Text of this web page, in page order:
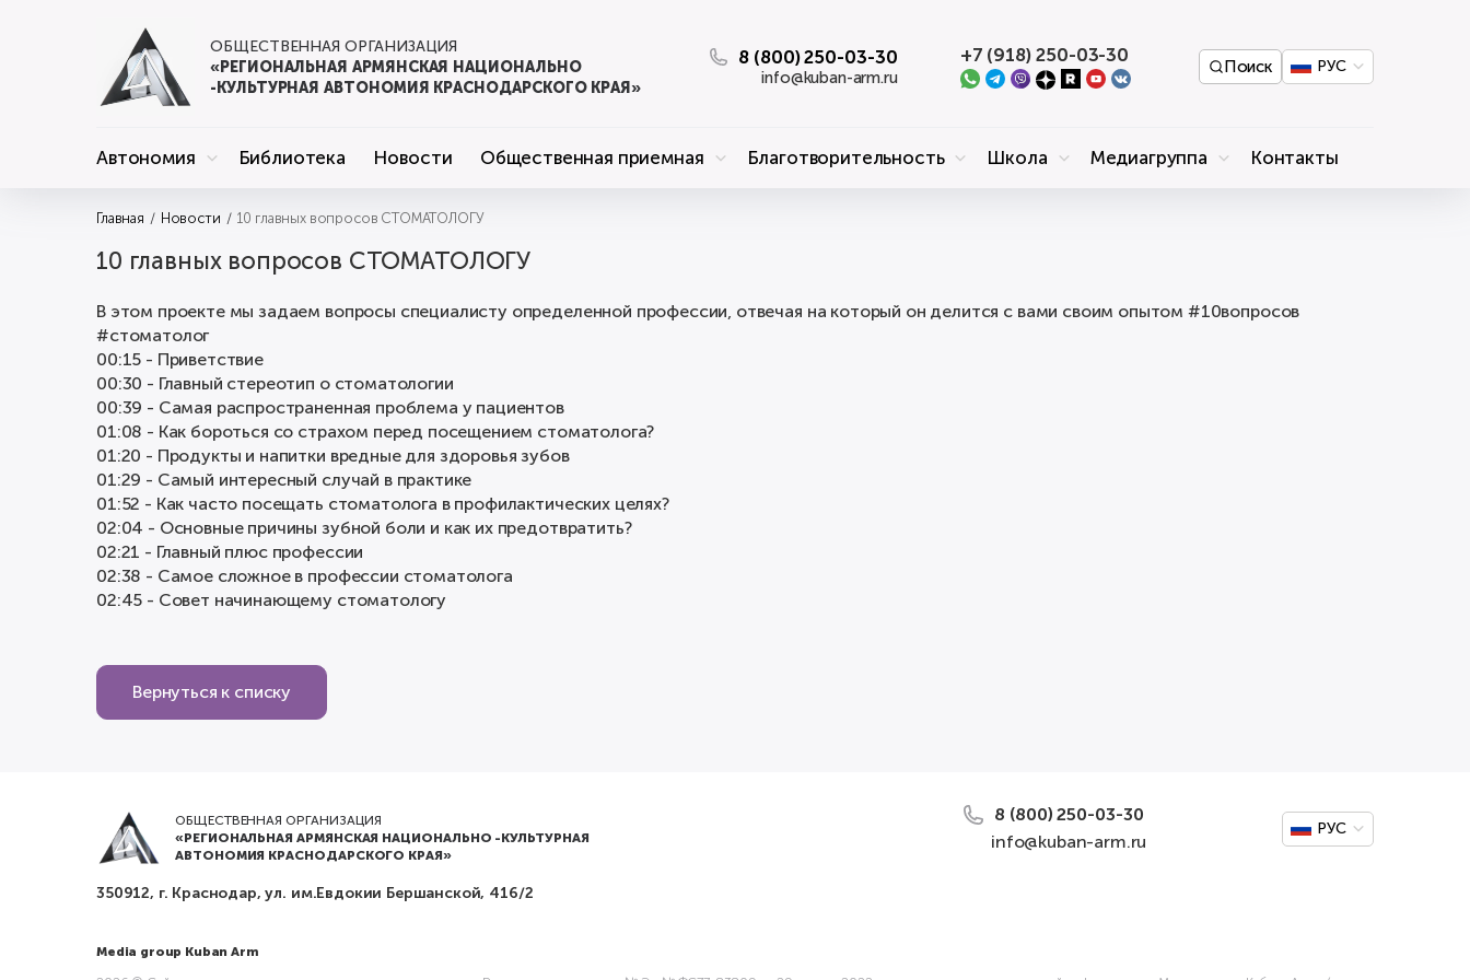
ОБЩЕСТВЕННАЯ ОРГАНИЗАЦИЯ
«РЕГИОНАЛЬНАЯ АРМЯНСКАЯ НАЦИОНАЛЬНО
-КУЛЬТУРНАЯ АВТОНОМИЯ КРАСНОДАРСКОГО КРАЯ»
8 (800) 250-03-30
info@kuban-arm.ru
+7 (918) 250-03-30
Поиск РУС
Автономия Библиотека Новости Общественная приемная Благотворительность Школа Медиагруппа Контакты
Главная Новости 10 главных вопросов СТОМАТОЛОГУ
10 главных вопросов СТОМАТОЛОГУ
В этом проекте мы задаем вопросы специалисту определенной профессии, отвечая на который он делится с вами своим опытом #10вопросов
#стоматолог
00:15 - Приветствие
00:30 - Главный стереотип о стоматологии
00:39 - Самая распространенная проблема у пациентов
01:08 - Как бороться со страхом перед посещением стоматолога?
01:20 - Продукты и напитки вредные для здоровья зубов
01:29 - Самый интересный случай в практике
01:52 - Как часто посещать стоматолога в профилактических целях?
02:04 - Основные причины зубной боли и как их предотвратить?
02:21 - Главный плюс профессии
02:38 - Самое сложное в профессии стоматолога
02:45 - Совет начинающему стоматологу
Вернуться к списку
ОБЩЕСТВЕННАЯ ОРГАНИЗАЦИЯ
«РЕГИОНАЛЬНАЯ АРМЯНСКАЯ НАЦИОНАЛЬНО -КУЛЬТУРНАЯ
АВТОНОМИЯ КРАСНОДАРСКОГО КРАЯ»
350912, г. Краснодар, ул. им.Евдокии Бершанской, 416/2
8 (800) 250-03-30
info@kuban-arm.ru
РУС
Media group Kuban Arm